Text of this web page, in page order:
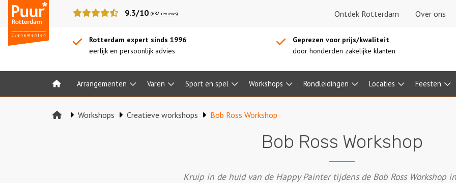
Puur*
Rotterdam
bedrijfsuitjes
9.3/10 (682 reviews) Ontdek Rotterdam Over ons
Rotterdam expert sinds 1996
eerlijk en persoonlijk advies
Geprezen voor prijs/kwaliteit
door honderden zakelijke klanten
Home Arrangementen Varen Sport en spel Workshops Rondleidingen Locaties Feesten
Workshops Creatieve workshops Bob Ross Workshop
Bob Ross Workshop
Kruip in de huid van de Happy Painter tijdens de Bob Ross Workshop